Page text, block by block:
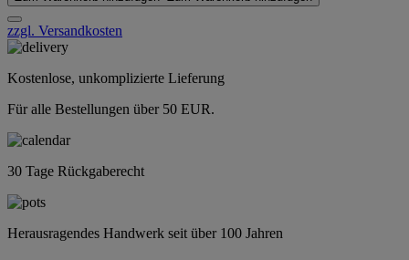
zzgl. Versandkosten
Kostenlose, unkomplizierte Lieferung
Für alle Bestellungen über 50 EUR.
30 Tage Rückgaberecht
Herausragendes Handwerk seit über 100 Jahren